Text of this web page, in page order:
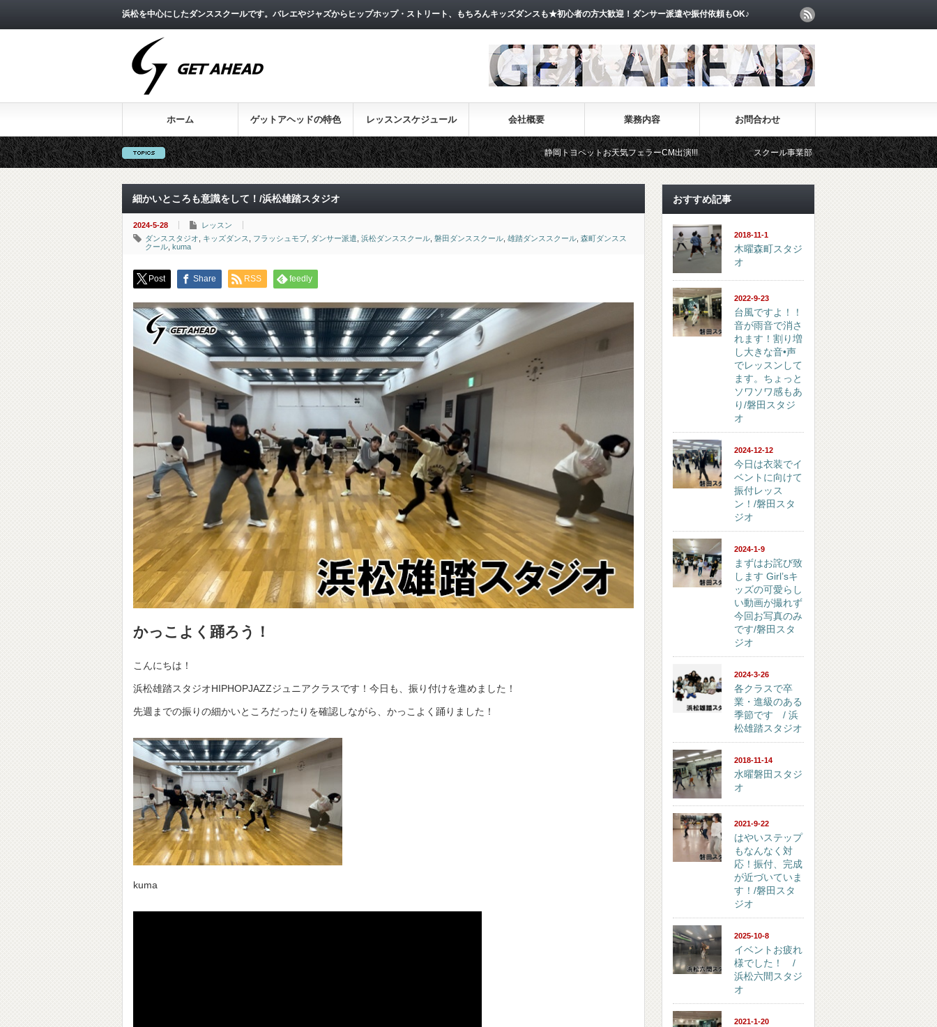
浜松を中心にしたダンススクールです。バレエやジャズからヒップホップ・ストリート、もちろんキッズダンスも★初心者の方大歓迎！ダンサー派遣や振付依頼もOK♪
ホーム ゲットアヘッドの特色 レッスンスケジュール 会社概要 業務内容 お問合わせ
静岡トヨペットお天気フェラーCM出演!!! スクール事業部 イベント事業部
細かいところも意識をして！/浜松雄踏スタジオ
2024-5-28
レッスン
ダンススタジオ
キッズダンス フラッシュモブ ダンサー派遣 浜松ダンススクール 磐田ダンススクール 雄踏ダンススクール 森町ダンスス
クール kuma
Post Share RSS feedly
かっこよく踊ろう！
こんにちは！
浜松雄踏スタジオHIPHOPJAZZジュニアクラスです！今日も、振り付けを進めました！
先週までの振りの細かいところだったりを確認しながら、かっこよく踊りました！
kuma
おすすめ記事
2018-11-1
木曜森町スタジ
オ
2022-9-23
台風ですよ！！
音が雨音で消さ
れます！割り増
し大きな音•声
でレッスンして
ます。ちょっと
ソワソワ感もあ
り/磐田スタジ
オ
2024-12-12
今日は衣装でイ
ベントに向けて
振付レッス
ン！/磐田スタ
ジオ
2024-1-9
まずはお詫び致
します Girl’sキ
ッズの可愛らし
い動画が撮れず
今回お写真のみ
です/磐田スタ
ジオ
2024-3-26
各クラスで卒
業・進級のある
季節です / 浜
松雄踏スタジオ
2018-11-14
水曜磐田スタジ
オ
2021-9-22
はやいステップ
もなんなく対
応！振付、完成
が近づいていま
す！/磐田スタ
ジオ
2025-10-8
イベントお疲れ
様でした！ /
浜松六間スタジ
オ
2021-1-20